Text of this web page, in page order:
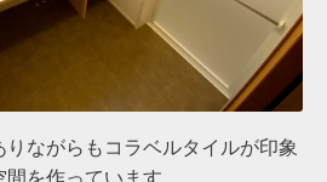
ながらもコラベルタイルが印象
間を作っています